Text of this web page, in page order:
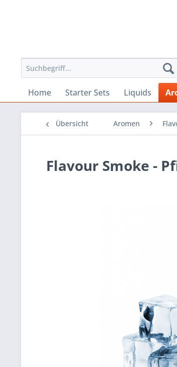
Home Starter Sets Liquids
Übersicht Aromen
Flavour Smoke -